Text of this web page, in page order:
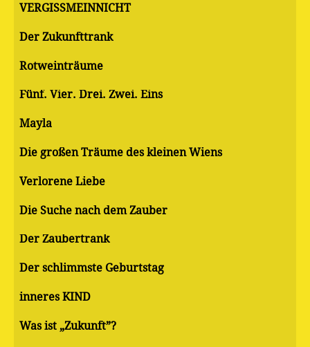
VERGISSMEINNICHT
Der Zukunfttrank
Rotweinträume
Fünf. Vier. Drei. Zwei. Eins
Mayla
Die großen Träume des kleinen Wiens
Verlorene Liebe
Die Suche nach dem Zauber
Der Zaubertrank
Der schlimmste Geburtstag
inneres KIND
Was ist „Zukunft”?